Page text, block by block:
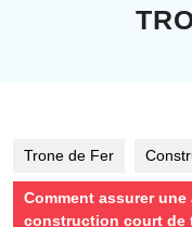
Trone de Fer
Comment assurer
construction court de